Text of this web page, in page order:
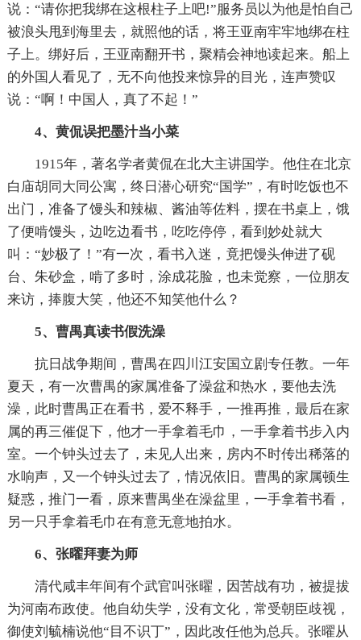
说：“请你把我绑在这根柱子上吧!”服务员以为他是怕自己
被浪头甩到海里去，就照他的话，将王亚南牢牢地绑在柱
子上。绑好后，王亚南翻开书，聚精会神地读起来。船上
的外国人看见了，无不向他投来惊异的目光，连声赞叹
说：“啊！中国人，真了不起！”
4、黄侃误把墨汁当小菜
1915年，著名学者黄侃在北大主讲国学。他住在北京
白庙胡同大同公寓，终日潜心研究“国学”，有时吃饭也不
出门，准备了馒头和辣椒、酱油等佐料，摆在书桌上，饿
了便啃馒头，边吃边看书，吃吃停停，看到妙处就大
叫：“妙极了！”有一次，看书入迷，竟把馒头伸进了砚
台、朱砂盒，啃了多时，涂成花脸，也未觉察，一位朋友
来访，捧腹大笑，他还不知笑他什么？
5、曹禺真读书假洗澡
抗日战争期间，曹禺在四川江安国立剧专任教。一年
夏天，有一次曹禺的家属准备了澡盆和热水，要他去洗
澡，此时曹禺正在看书，爱不释手，一推再推，最后在家
属的再三催促下，他才一手拿着毛巾，一手拿着书步入内
室。一个钟头过去了，未见人出来，房内不时传出稀落的
水响声，又一个钟头过去了，情况依旧。曹禺的家属顿生
疑惑，推门一看，原来曹禺坐在澡盆里，一手拿着书看，
另一只手拿着毛巾在有意无意地拍水。
6、张曜拜妻为师
清代咸丰年间有个武官叫张曜，因苦战有功，被提拔
为河南布政使。他自幼失学，没有文化，常受朝臣歧视，
御使刘毓楠说他“目不识丁”，因此改任他为总兵。张曜从